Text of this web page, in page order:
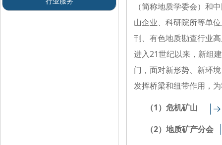
（简称地质学委会）和
山企业、科研院所等单
刊、有色地质勘查行业
进入21世纪以来，新组
门，面对新形势、新环
发挥桥梁和纽带作用，
（1）危机矿山
（2）地质矿产分会
뀠